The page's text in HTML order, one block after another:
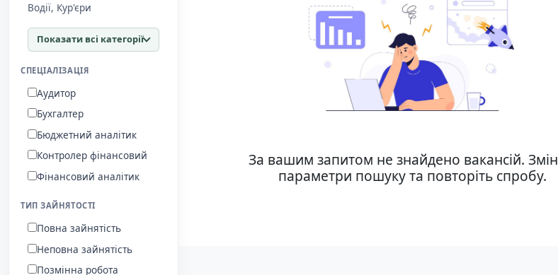
Водії, Кур'єри
Показати всі категорії
СПЕЦІАЛІЗАЦІЯ
Аудитор
Бухгалтер
Бюджетний аналітик
Контролер фінансовий
Фінансовий аналітик
ТИП ЗАЙНЯТОСТІ
Повна зайнятість
Неповна зайнятість
Позмінна робота
За вашим запитом не знайдено вакансій.
параметри пошуку та повторіть спробу.